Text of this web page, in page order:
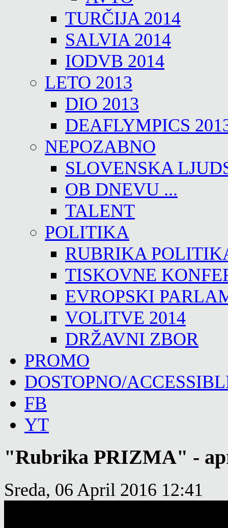
TURČIJA 2014
SALVIA 2014
IODVB 2014
LETO 2013
DIO 2013
DEAFLYMPICS
NEPOZABNO
SLOVENSKA
OB DNEVU ...
TALENT
POLITIKA
RUBRIKA
TISKOVNE
EVROPSKI
VOLITVE 2014
DRŽAVNI ZBOR
PROMO
DOSTOPNO/
FB
YT
"Rubrika PRIZMA" -
Sreda, 06 April 2016 12:41